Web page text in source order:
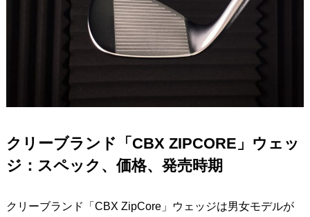
クリーブランド「CBX ZIPCORE」ウェッ
ジ：スペック、価格、発売時期
クリーブランド「CBX ZipCore」ウェッジは男女モデルが